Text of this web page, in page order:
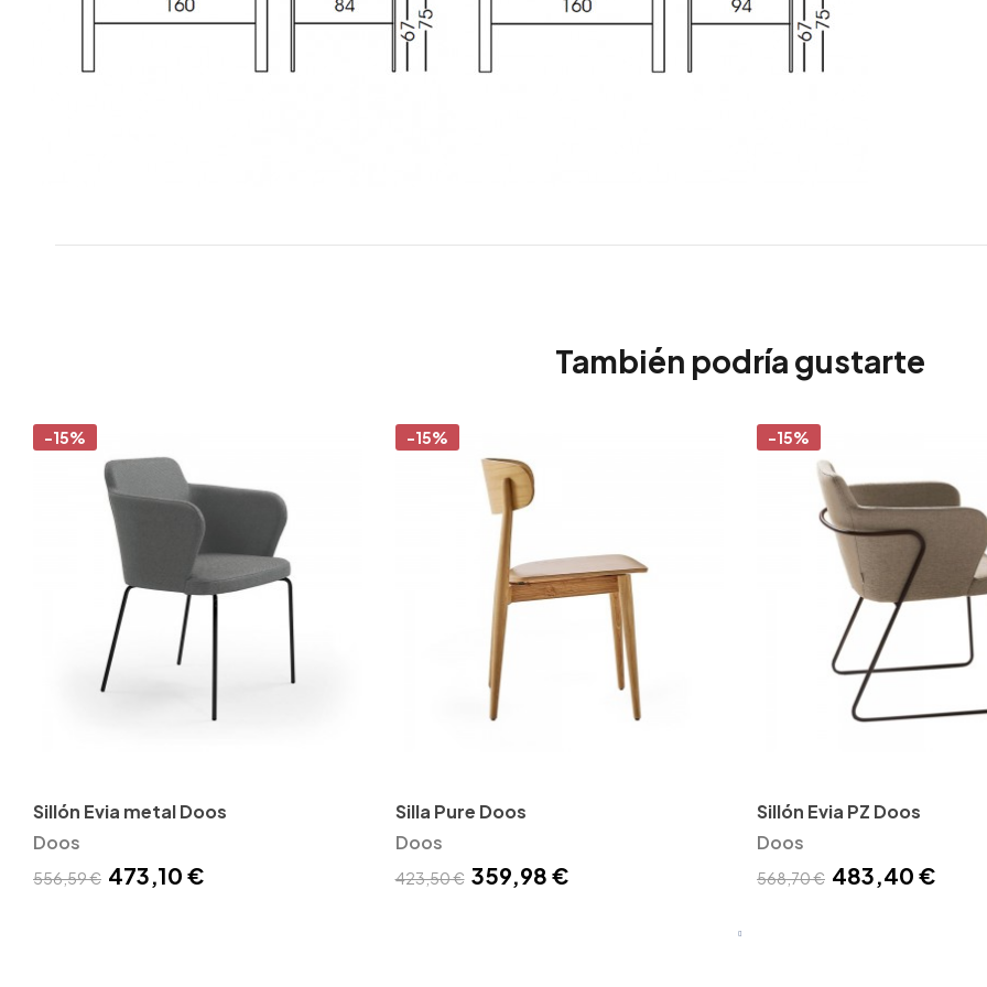
También podría gustarte
-15%
Sillón Evia metal Doos
Doos
556,59 € 473,10 €
-15%
Silla Pure Doos
Doos
423,50 € 359,98 €
-15%
Sillón Evia PZ Doos
Doos
568,70 € 483,40 €